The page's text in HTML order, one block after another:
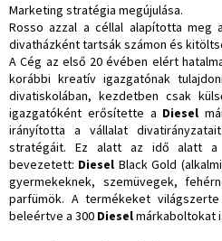
Marketing stratégia megújulása.
Rosso azzal a céllal alapította meg
divatházként tartsák számon és
A Cég az első 20 évében elért
korábbi kreatív igazgatónak
divatiskolában, kezdetben csak
igazgatóként erősítette a Diesel
irányította a vállalat
stratégáit. Ez alatt az idő alatt a
bevezetett: Diesel Black Gold
gyermekeknek, szemüvegek,
parfümök. A termékeket
beleértve a 300 Dieselmárkaboltokat